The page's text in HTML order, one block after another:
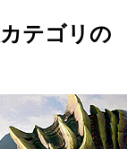
カテゴリの